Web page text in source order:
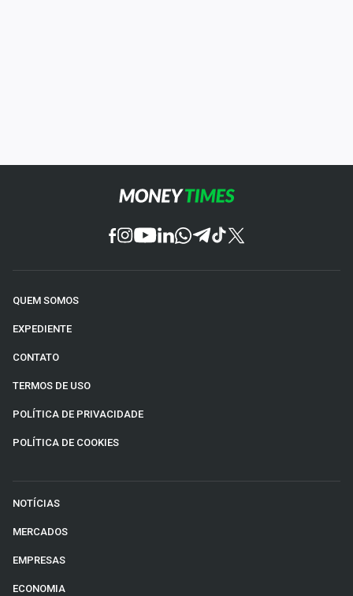
QUEM SOMOS
EXPEDIENTE
CONTATO
TERMOS DE USO
POLÍTICA DE PRIVACIDADE
POLÍTICA DE COOKIES
NOTÍCIAS
MERCADOS
EMPRESAS
ECONOMIA